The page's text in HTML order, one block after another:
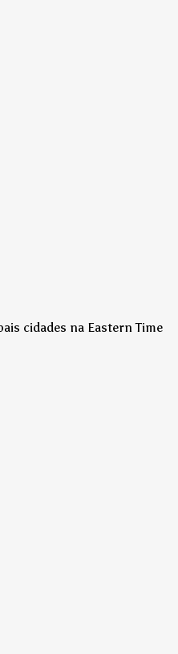
cidades na Eastern Time